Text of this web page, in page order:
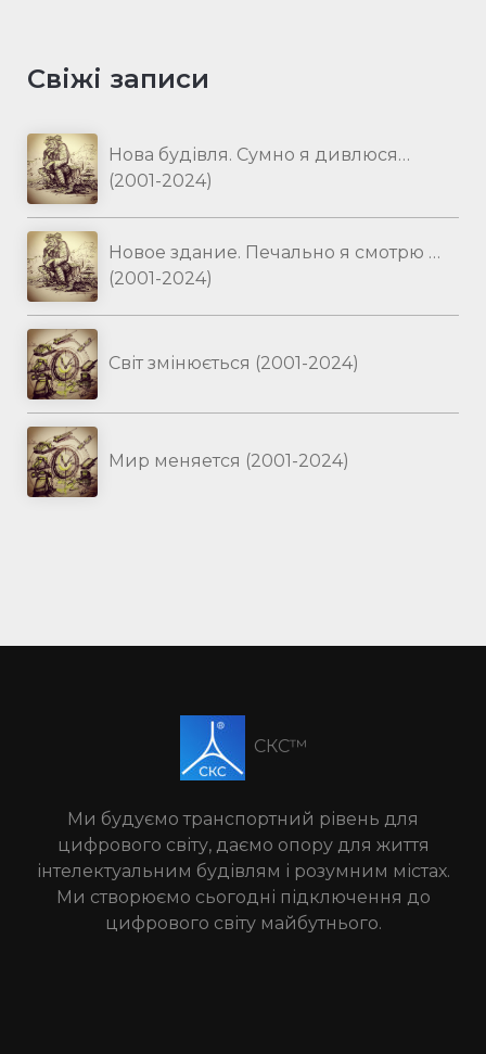
Свіжі записи
Нова будівля. Сумно я дивлюся…
(2001-2024)
Новое здание. Печально я смотрю …
(2001-2024)
Світ змінюється (2001-2024)
Мир меняется (2001-2024)
СКС™
Ми будуємо транспортний рівень для
цифрового світу, даємо опору для життя
інтелектуальним будівлям і розумним містах.
Ми створюємо сьогодні підключення до
цифрового світу майбутнього.